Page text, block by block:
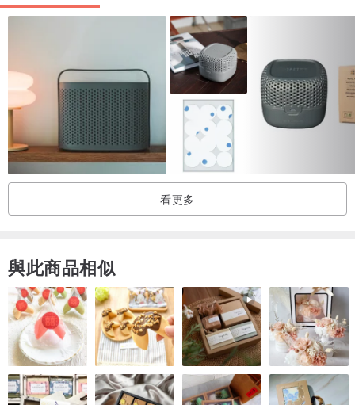
看更多
與此商品相似